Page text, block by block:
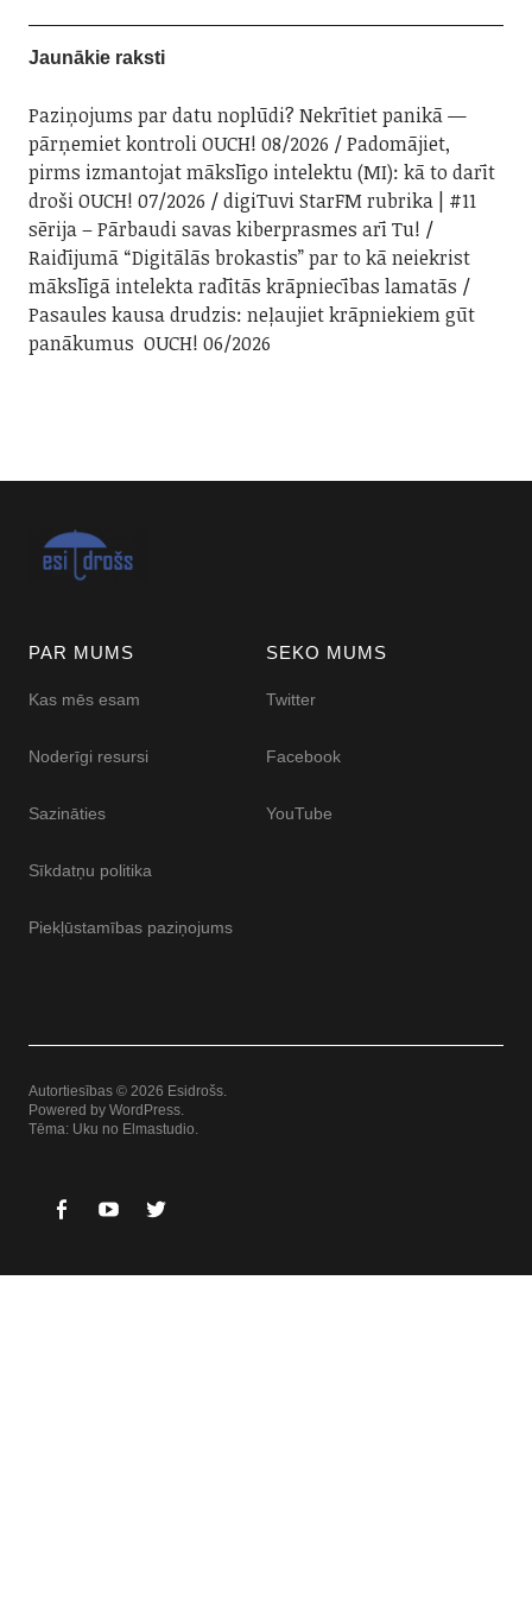
Jaunākie raksti
Paziņojums par datu noplūdi? Nekrītiet panikā —
pārņemiet kontroli OUCH! 08/2026
Padomājiet,
pirms izmantojat mākslīgo intelektu (MI): kā to darīt
droši OUCH! 07/2026
digiTuvi StarFM rubrika | #11
sērija – Pārbaudi savas kiberprasmes arī Tu!
Raidījumā “Digitālās brokastis” par to kā neiekrist
mākslīgā intelekta radītās krāpniecības lamatās
Pasaules kausa drudzis: neļaujiet krāpniekiem gūt
panākumus OUCH! 06/2026
PAR MUMS
Kas mēs esam
Noderīgi resursi
Sazināties
Sīkdatņu politika
Piekļūstamības paziņojums
SEKO MUMS
Twitter
Facebook
YouTube
Autortiesības © 2026 Esidrošs
Powered by WordPress
Tēma: Uku no Elmastudio